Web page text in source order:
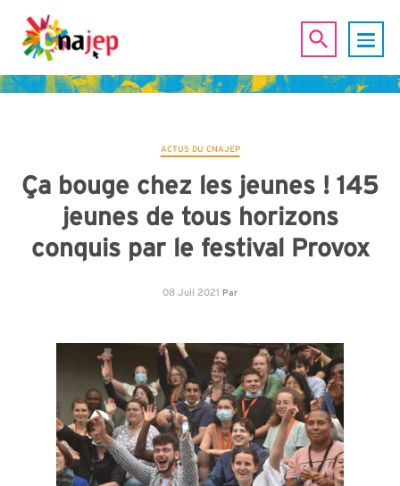
ACTUS DU CNAJEP
Ça bouge chez les jeunes ! 145
jeunes de tous horizons
conquis par le festival Provox
08 Juil 2021 Par